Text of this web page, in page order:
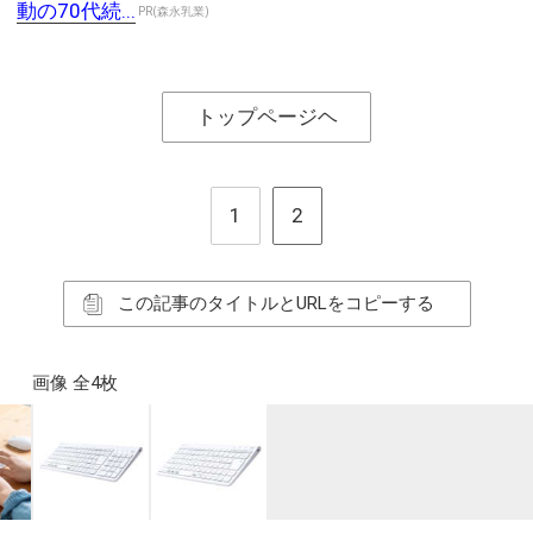
動の70代続... PR(森永乳業)
トップページヘ
1 2
この記事のタイトルとURLをコピーする
画像 全4枚